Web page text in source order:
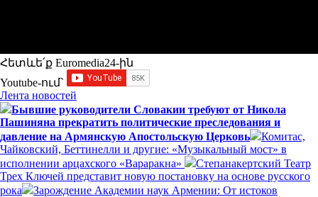
Հետևե՛ք Euromedia24-ին
Youtube-ում`
Лента новостей
Бывшие руководители Словакии требуют от Никола
Пашиняна прекратить политические преследования и
давление на Армянскую Апостольскую Церковь
Комитас,
Чайковский, Беттинелли и другие: «Музыкальный мост» в
исполнении арцахского «Вараракна»
Степанакертский Театр
Трех Ключей представит новую постановку на основе русского
рока
Зарождение Академии наук Армении: От истоков